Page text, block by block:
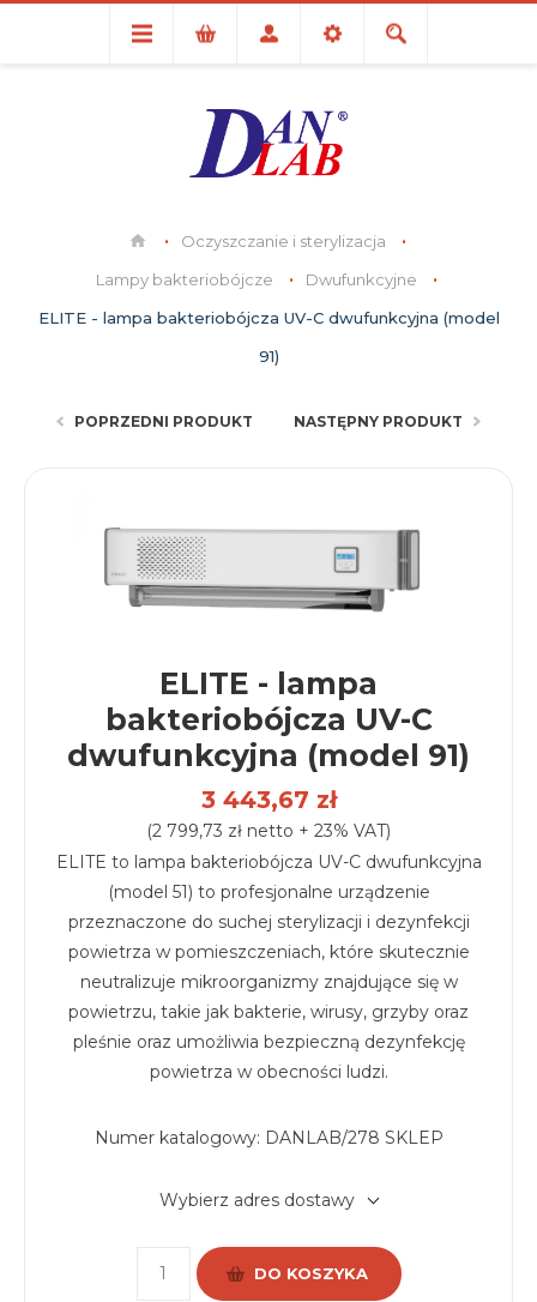
Oczyszczanie i sterylizacja
Lampy bakteriobójcze
Dwufunkcyjne
ELITE - lampa bakteriobójcza UV-C dwufunkcyjna (model
91)
POPRZEDNI PRODUKT NASTĘPNY PRODUKT
ELITE - lampa
bakteriobójcza UV-C
dwufunkcyjna (model 91)
3 443,67 zł
(2 799,73 zł netto + 23% VAT)
ELITE to lampa bakteriobójcza UV-C dwufunkcyjna
(model 51) to profesjonalne urządzenie
przeznaczone do suchej sterylizacji i dezynfekcji
powietrza w pomieszczeniach, które skutecznie
neutralizuje mikroorganizmy znajdujące się w
powietrzu, takie jak bakterie, wirusy, grzyby oraz
pleśnie oraz umożliwia bezpieczną dezynfekcję
powietrza w obecności ludzi.
Numer katalogowy: DANLAB/278 SKLEP
Wybierz adres dostawy
DO KOSZYKA